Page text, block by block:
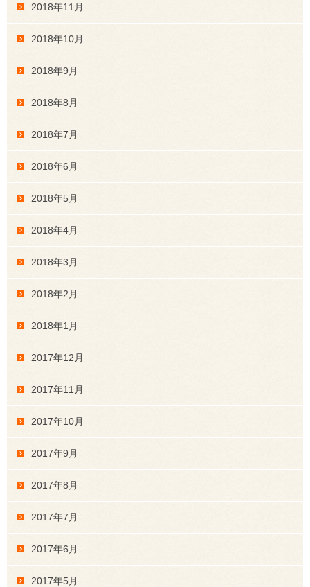
2018年11月
2018年10月
2018年9月
2018年8月
2018年7月
2018年6月
2018年5月
2018年4月
2018年3月
2018年2月
2018年1月
2017年12月
2017年11月
2017年10月
2017年9月
2017年8月
2017年7月
2017年6月
2017年5月